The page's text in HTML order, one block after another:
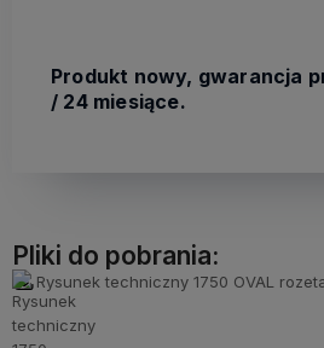
Produkt nowy, gwarancja
/ 24 miesiące.
Pliki do pobrania:
Rysunek techniczny 1750 OVAL